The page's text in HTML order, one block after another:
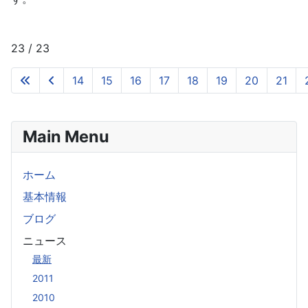
Main Menu
ホーム
基本情報
ブログ
ニュース
最新
2011
2010
23 / 23
14 15 16 17 18 19 20 21